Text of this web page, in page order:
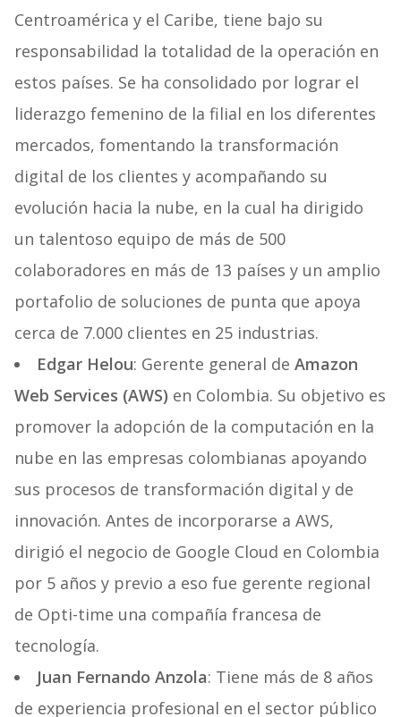
Centroamérica y el Caribe, tiene bajo su
responsabilidad la totalidad de la operación en
estos países. Se ha consolidado por lograr el
liderazgo femenino de la filial en los diferentes
mercados, fomentando la transformación
digital de los clientes y acompañando su
evolución hacia la nube, en la cual ha dirigido
un talentoso equipo de más de 500
colaboradores en más de 13 países y un amplio
portafolio de soluciones de punta que apoya
cerca de 7.000 clientes en 25 industrias.
Edgar Helou: Gerente general de Amazon
Web Services (AWS) en Colombia. Su objetivo es
promover la adopción de la computación en la
nube en las empresas colombianas apoyando
sus procesos de transformación digital y de
innovación. Antes de incorporarse a AWS,
dirigió el negocio de Google Cloud en Colombia
por 5 años y previo a eso fue gerente regional
de Opti-time una compañía francesa de
tecnología.
Juan Fernando Anzola: Tiene más de 8 años
de experiencia profesional en el sector público